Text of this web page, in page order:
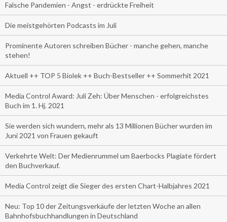
Falsche Pandemien - Angst - erdrückte Freiheit
Die meistgehörten Podcasts im Juli
Prominente Autoren schreiben Bücher - manche gehen, manche
stehen!
Aktuell ++ TOP 5 Biolek ++ Buch-Bestseller ++ Sommerhit 2021
Media Control Award: Juli Zeh: Über Menschen - erfolgreichstes
Buch im 1. Hj. 2021
Sie werden sich wundern, mehr als 13 Millionen Bücher wurden im
Juni 2021 von Frauen gekauft
Verkehrte Welt: Der Medienrummel um Baerbocks Plagiate fördert
den Buchverkauf.
Media Control zeigt die Sieger des ersten Chart-Halbjahres 2021
Neu: Top 10 der Zeitungsverkäufe der letzten Woche an allen
Bahnhofsbuchhandlungen in Deutschland